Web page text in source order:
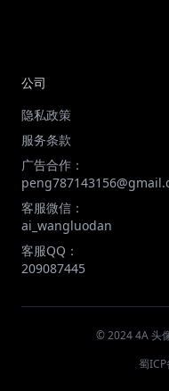
公司
隐私政策
服务条款
广告合作：
客服微信：
ai_wangluodan
客服QQ：
209087445
© 2024 4A 头
蜀